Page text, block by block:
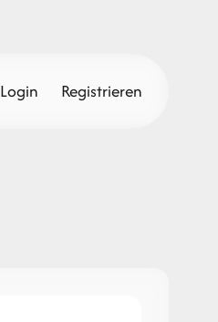
Login Registrieren